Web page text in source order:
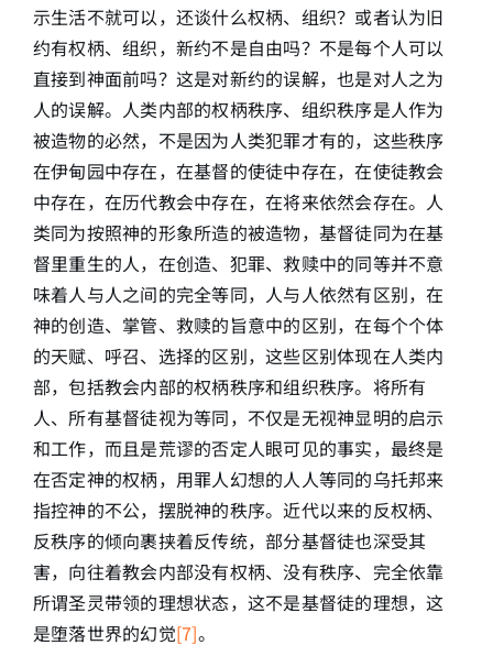
示生活不就可以，还谈什么权柄、组织？或者认为旧
约有权柄、组织，新约不是自由吗？不是每个人可以
直接到神面前吗？这是对新约的误解，也是对人之为
人的误解。人类内部的权柄秩序、组织秩序是人作为
被造物的必然，不是因为人类犯罪才有的，这些秩序
在伊甸园中存在，在基督的使徒中存在，在使徒教会
中存在，在历代教会中存在，在将来依然会存在。人
类同为按照神的形象所造的被造物，基督徒同为在基
督里重生的人，在创造、犯罪、救赎中的同等并不意
味着人与人之间的完全等同，人与人依然有区别，在
神的创造、掌管、救赎的旨意中的区别，在每个个体
的天赋、呼召、选择的区别，这些区别体现在人类内
部，包括教会内部的权柄秩序和组织秩序。将所有
人、所有基督徒视为等同，不仅是无视神显明的启示
和工作，而且是荒谬的否定人眼可见的事实，最终是
在否定神的权柄，用罪人幻想的人人等同的乌托邦来
指控神的不公，摆脱神的秩序。近代以来的反权柄、
反秩序的倾向裹挟着反传统，部分基督徒也深受其
害，向往着教会内部没有权柄、没有秩序、完全依靠
所谓圣灵带领的理想状态，这不是基督徒的理想，这
是堕落世界的幻觉[7]。